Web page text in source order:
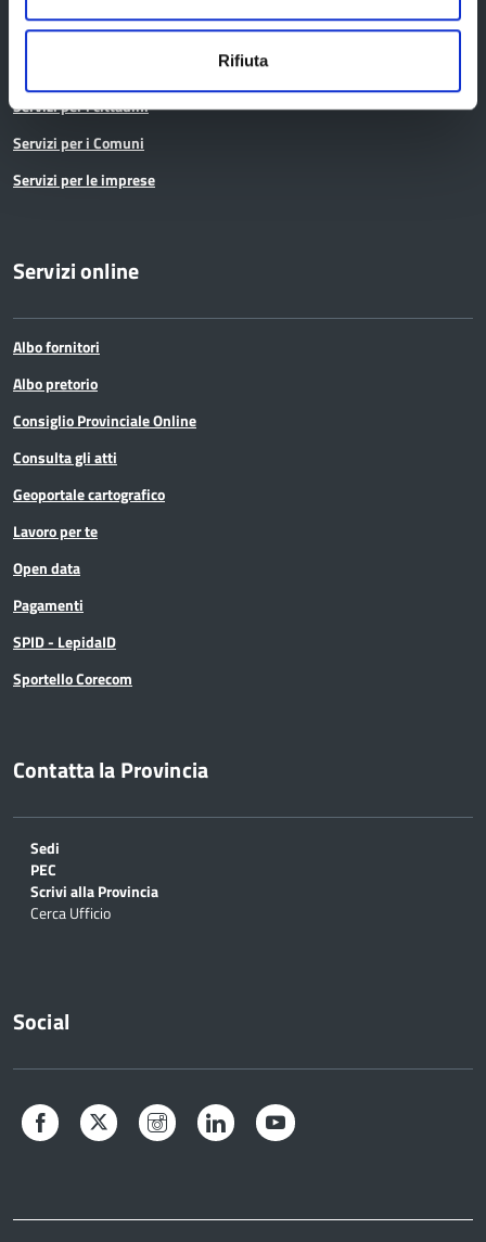
Rifiuta
Protocolli di legalità
Servizi per i cittadini
Servizi per i Comuni
Servizi per le imprese
Servizi online
Albo fornitori
Albo pretorio
Consiglio Provinciale Online
Consulta gli atti
Geoportale cartografico
Lavoro per te
Open data
Pagamenti
SPID - LepidaID
Sportello Corecom
Contatta la Provincia
Sedi
PEC
Scrivi alla Provincia
Cerca Ufficio
Social
Facebook Twitter Instagram LinkedIn